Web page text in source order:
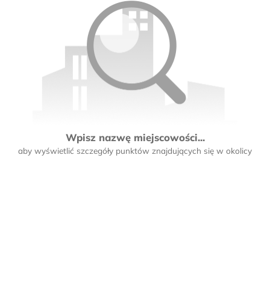
Wpisz nazwę miejscowości...
aby wyświetlić szczegóły punktów znajdujących się w okolicy